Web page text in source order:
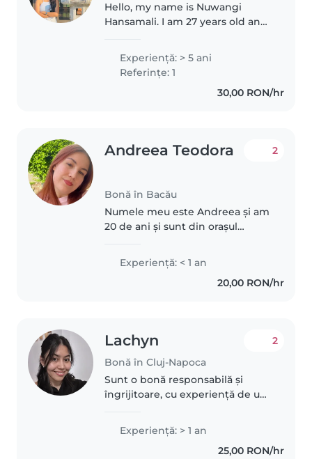
Hello, my name is Nuwangi
Hansamali. I am 27 years old and
of experience working with
children as a preschool teacher
in Sri Lanka. I am caring,..
Experienţă: > 5 ani
Referințe: 1
30,00 RON/hr
Andreea Teodora
Bonă în Bacău
2
Numele meu este Andreea și am
20 de ani și sunt din orașul
muncă acum. Sunt studentă în
anul 1 la facultatea de psihologie
din Târgu Mureș și fac modul
Experienţă: < 1 an
20,00 RON/hr
Lachyn
Bonă în Cluj-Napoca
2
Sunt o bonă responsabilă și
îngrijitoare, cu experiență de un
place să desenez și să fac lucruri
manuale plăcute cu cei mici.
Experienţă: > 1 an
25,00 RON/hr